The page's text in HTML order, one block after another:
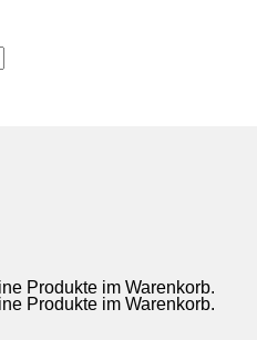
Produkte im Warenkorb.
Produkte im Warenkorb.